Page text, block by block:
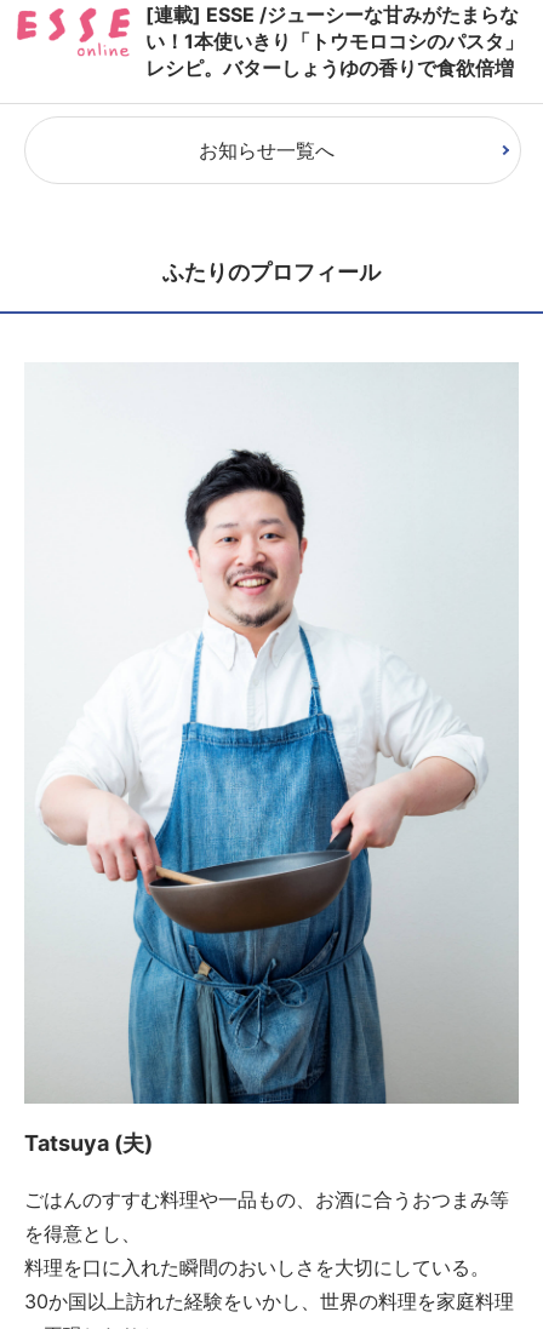
[連載] ESSE /ジューシーな甘みがたまらな
い！1本使いきり「トウモロコシのパスタ」
レシピ。バターしょうゆの香りで食欲倍増
お知らせ一覧へ
ふたりのプロフィール
Tatsuya (夫)
ごはんのすすむ料理や一品もの、お酒に合うおつまみ等
を得意とし、
料理を口に入れた瞬間のおいしさを大切にしている。
30か国以上訪れた経験をいかし、世界の料理を家庭料理